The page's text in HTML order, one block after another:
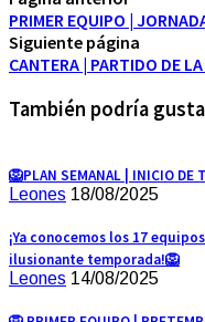
PRIMER EQUIPO |
Siguiente página
CANTERA | PARTIDO DE
También podría
🦁PLAN SEMANAL | INICIO DE
Leones 18/08/2025
¡Ya conocemos los 17
ilusionante temporada!🦁
Leones 14/08/2025